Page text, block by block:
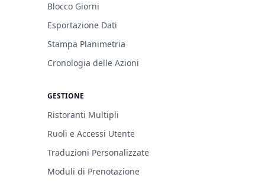
Blocco Giorni
Esportazione Dati
Stampa Planimetria
Cronologia delle Azioni
GESTIONE
Ristoranti Multipli
Ruoli e Accessi Utente
Traduzioni Personalizzate
Moduli di Prenotazione